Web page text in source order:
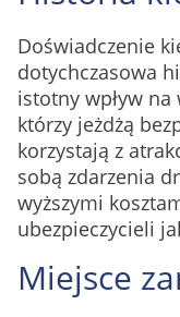
Doświadczenie
dotychczasowa
istotny wpływ na
którzy jeżdżą
korzystają z
sobą zdarzenia
wyższymi
ubezpieczycieli
Miejsce